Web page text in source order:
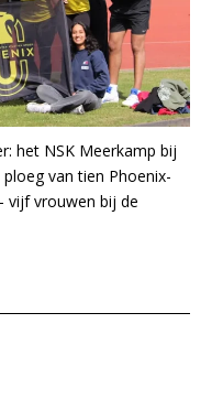
het NSK Meerkamp bij
van tien Phoenix-
vijf vrouwen bij de